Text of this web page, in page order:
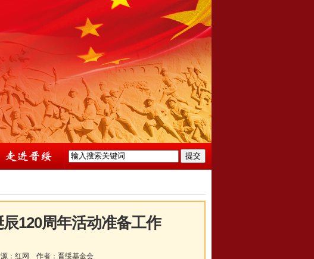
120周年活动准备工作
： 红网 作者： 晋绥基金会